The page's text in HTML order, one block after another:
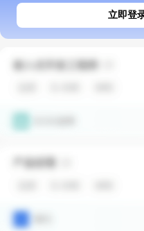
立即登